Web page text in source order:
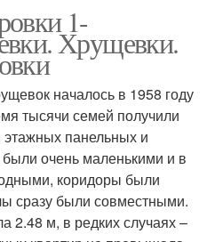
1-
Хрущевки.
началось в 1958 году
тысячи семей получили
этажных панельных и
очень маленькими и в
коридоры были
сразу были совместными.
2.48 м, в редких случаях –